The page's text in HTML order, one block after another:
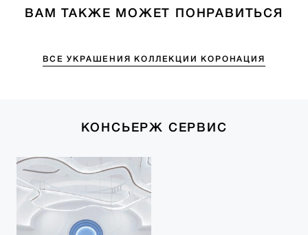
ВАМ ТАКЖЕ МОЖЕТ ПОНРАВИТЬСЯ
ВСЕ УКРАШЕНИЯ КОЛЛЕКЦИИ КОРОНАЦИЯ
КОНСЬЕРЖ СЕРВИС